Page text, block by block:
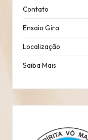
Contato
Ensaio Gira
Localização
Saiba Mais